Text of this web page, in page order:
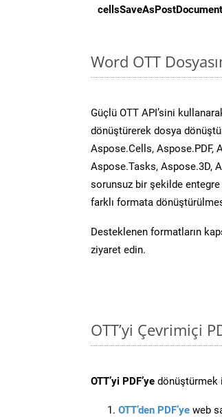
Word OTT
Güçlü OTT API’sini
dönüştürerek dosya
Aspose.Cells, Aspose.PDF,
Aspose.Tasks, Aspose.3D,
sorunsuz bir şekilde
farklı formata
Desteklenen formatların
ziyaret edin.
OTT’yi Çevrimiçi
OTT’yi PDF’ye dönüştürmek
OTT’den PDF’ye web